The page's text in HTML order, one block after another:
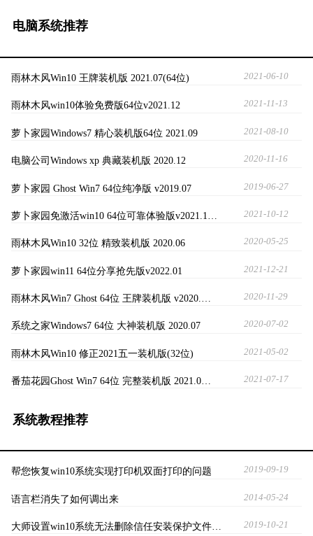
电脑系统推荐
雨林木风Win10 王牌装机版 2021.07(64位) 2021-06-10
雨林木风win10体验免费版64位v2021.12 2021-11-13
萝卜家园Windows7 精心装机版64位 2021.09 2021-08-10
电脑公司Windows xp 典藏装机版 2020.12 2020-11-16
萝卜家园 Ghost Win7 64位纯净版 v2019.07 2019-06-27
萝卜家园免激活win10 64位可靠体验版v2021.1… 2021-10-12
雨林木风Win10 32位 精致装机版 2020.06 2020-05-25
萝卜家园win11 64位分享抢先版v2022.01 2021-12-21
雨林木风Win7 Ghost 64位 王牌装机版 v2020.… 2020-11-29
系统之家Windows7 64位 大神装机版 2020.07 2020-07-02
雨林木风Win10 修正2021五一装机版(32位) 2021-05-02
番茄花园Ghost Win7 64位 完整装机版 2021.0… 2021-07-17
系统教程推荐
帮您恢复win10系统实现打印机双面打印的问题 2019-09-19
语言栏消失了如何调出来 2014-05-24
大师设置win10系统无法删除信任安装保护文件… 2019-10-21